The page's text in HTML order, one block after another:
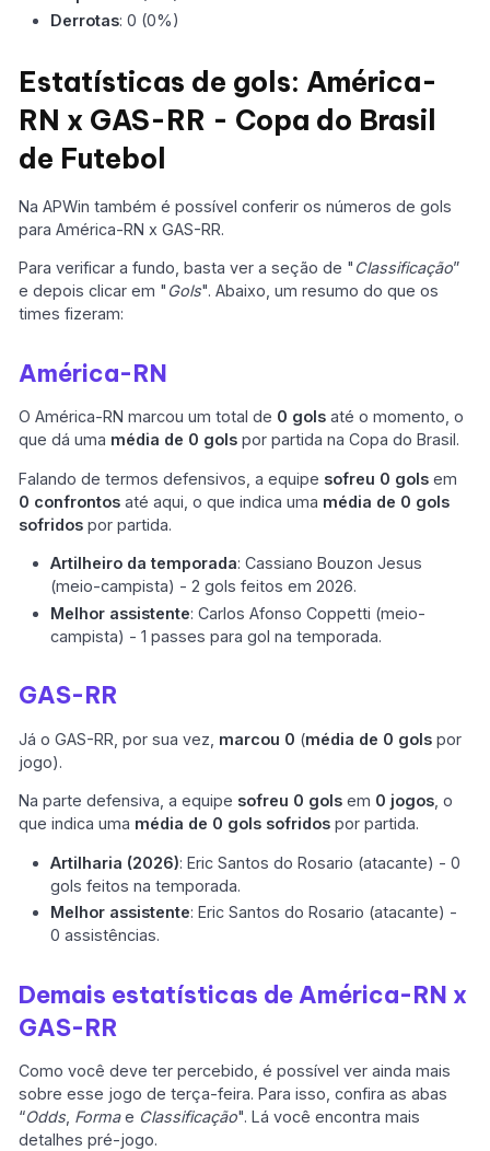
Derrotas: 0 (0%)
Estatísticas de gols: América-
RN x GAS-RR - Copa do Brasil
de Futebol
Na APWin também é possível conferir os números de gols
para América-RN x GAS-RR.
Para verificar a fundo, basta ver a seção de " Classificação”
e depois clicar em " Gols". Abaixo, um resumo do que os
times fizeram:
América-RN
O América-RN marcou um total de 0 gols até o momento, o
que dá uma média de 0 gols por partida na Copa do Brasil.
Falando de termos defensivos, a equipe sofreu 0 gols em
0 confrontos até aqui, o que indica uma média de 0 gols
sofridos por partida.
Artilheiro da temporada: Cassiano Bouzon Jesus
(meio-campista) - 2 gols feitos em 2026.
Melhor assistente: Carlos Afonso Coppetti (meio-
campista) - 1 passes para gol na temporada.
GAS-RR
Já o GAS-RR, por sua vez, marcou 0 (média de 0 gols por
jogo).
Na parte defensiva, a equipe sofreu 0 gols em 0 jogos , o
que indica uma média de 0 gols sofridos por partida.
Artilharia (2026): Eric Santos do Rosario (atacante) - 0
gols feitos na temporada.
Melhor assistente: Eric Santos do Rosario (atacante) -
0 assistências.
Demais estatísticas de América-RN x
GAS-RR
Como você deve ter percebido, é possível ver ainda mais
sobre esse jogo de terça-feira. Para isso, confira as abas
“Odds Formae Classificação". Lá você encontra mais
detalhes pré-jogo.